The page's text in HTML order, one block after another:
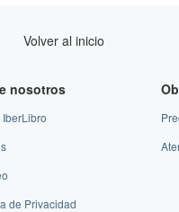
Volver al inicio
nosotros
de Privacidad